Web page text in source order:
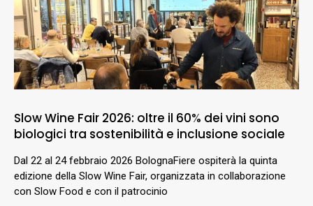
Slow Wine Fair 2026: oltre il 60% dei vini sono
biologici tra sostenibilità e inclusione sociale
Dal 22 al 24 febbraio 2026 BolognaFiere ospiterà la quinta
edizione della Slow Wine Fair, organizzata in collaborazione
con Slow Food e con il patrocinio